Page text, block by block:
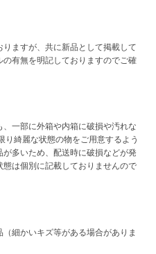
ますが、共に新品として掲載して
有無を明記しておりますのでご確
一部に外箱や内箱に破損や汚れな
り綺麗な状態の物をご用意するよう
多いため、配送時に破損などが発
は個別に記載しておりませんので
かいキズ等がある場合がありま